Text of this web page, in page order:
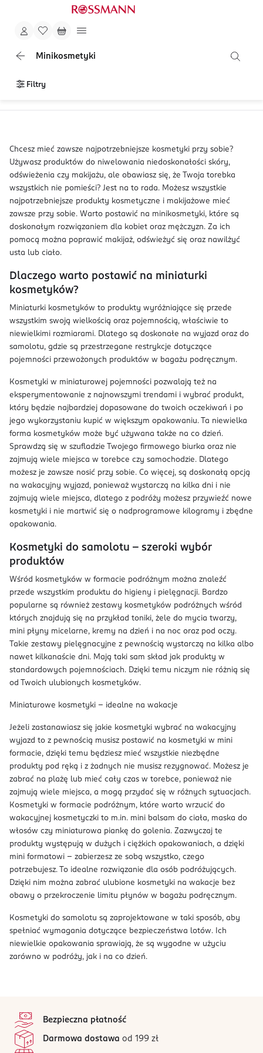
Minikosmetyki
Filtry
Chcesz mieć zawsze najpotrzebniejsze kosmetyki przy sobie?
Używasz produktów do niwelowania niedoskonałości skóry,
odświeżenia czy makijażu, ale obawiasz się, że Twoja torebka
wszystkich nie pomieści? Jest na to rada. Możesz wszystkie
najpotrzebniejsze produkty kosmetyczne i makijażowe mieć
zawsze przy sobie. Warto postawić na minikosmetyki, które są
doskonałym rozwiązaniem dla kobiet oraz mężczyzn. Za ich
pomocą można poprawić makijaż, odświeżyć się oraz nawilżyć
usta lub ciało.
Dlaczego warto postawić na miniaturki
kosmetyków?
Miniaturki kosmetyków to produkty wyróżniające się przede
wszystkim swoją wielkością oraz pojemnością, właściwie to
niewielkimi rozmiarami. Dlatego są doskonałe na wyjazd oraz do
samolotu, gdzie są przestrzegane restrykcje dotyczące
pojemności przewożonych produktów w bagażu podręcznym.
Kosmetyki w miniaturowej pojemności pozwalają też na
eksperymentowanie z najnowszymi trendami i wybrać produkt,
który będzie najbardziej dopasowane do twoich oczekiwań i po
jego wykorzystaniu kupić w większym opakowaniu. Ta niewielka
forma kosmetyków może być używana także na co dzień.
Sprawdzą się w szufladzie Twojego firmowego biurka oraz nie
zajmują wiele miejsca w torebce czy samochodzie. Dlatego
możesz je zawsze nosić przy sobie. Co więcej, są doskonałą opcją
na wakacyjny wyjazd, ponieważ wystarczą na kilka dni i nie
zajmują wiele miejsca, dlatego z podróży możesz przywieźć nowe
kosmetyki i nie martwić się o nadprogramowe kilogramy i zbędne
opakowania.
Kosmetyki do samolotu – szeroki wybór
produktów
Wśród kosmetyków w formacie podróżnym można znaleźć
przede wszystkim produktu do higieny i pielęgnacji. Bardzo
popularne są również zestawy kosmetyków podróżnych wśród
których znajdują się na przykład toniki, żele do mycia twarzy,
mini płyny micelarne, kremy na dzień i na noc oraz pod oczy.
Takie zestawy pielęgnacyjne z pewnością wystarczą na kilka albo
nawet kilkanaście dni. Mają taki sam skład jak produkty w
standardowych pojemnościach. Dzięki temu niczym nie różnią się
od Twoich ulubionych kosmetyków.
Miniaturowe kosmetyki - idealne na wakacje
Jeżeli zastanawiasz się jakie kosmetyki wybrać na wakacyjny
wyjazd to z pewnością musisz postawić na kosmetyki w mini
formacie, dzięki temu będziesz mieć wszystkie niezbędne
produkty pod ręką i z żadnych nie musisz rezygnować. Możesz je
zabrać na plażę lub mieć cały czas w torebce, ponieważ nie
zajmują wiele miejsca, a mogą przydać się w różnych sytuacjach.
Kosmetyki w formacie podróżnym, które warto wrzucić do
wakacyjnej kosmetyczki to m.in. mini balsam do ciała, maska do
włosów czy miniaturowa piankę do golenia. Zazwyczaj te
produkty występują w dużych i ciężkich opakowaniach, a dzięki
mini formatowi - zabierzesz ze sobą wszystko, czego
potrzebujesz. To idealne rozwiązanie dla osób podróżujących.
Dzięki nim można zabrać ulubione kosmetyki na wakacje bez
obawy o przekroczenie limitu płynów w bagażu podręcznym.
Kosmetyki do samolotu są zaprojektowane w taki sposób, aby
spełniać wymagania dotyczące bezpieczeństwa lotów. Ich
niewielkie opakowania sprawiają, że są wygodne w użyciu
zarówno w podróży, jak i na co dzień.
Bezpieczna płatność
Darmowa dostawa od 199 zł